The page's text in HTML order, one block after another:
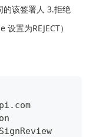
的该签署人 3.拒绝
置为REJECT）